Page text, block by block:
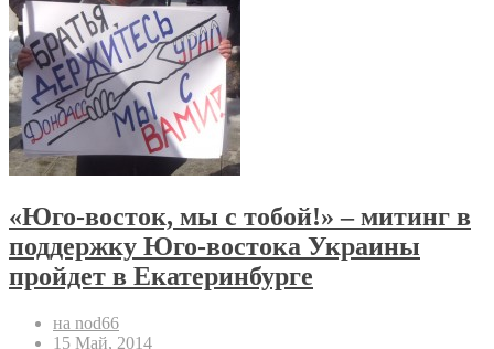
«Юго-восток, мы с тобой!» – митинг в
поддержку Юго-востока Украины
пройдет в Екатеринбурге
на nod66
15 Май, 2014